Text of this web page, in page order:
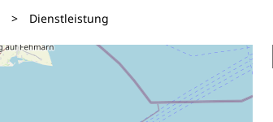
> Dienstleistung